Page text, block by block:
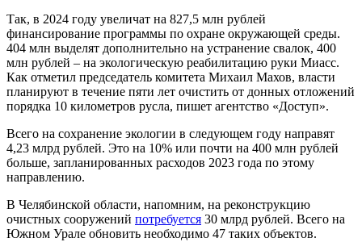
Так, в 2024 году увеличат на 827,5 млн рублей
финансирование программы по охране окружающей среды.
404 млн выделят дополнительно на устранение свалок, 400
млн рублей – на экологическую реабилитацию руки Миасс.
Как отметил председатель комитета Михаил Махов, власти
планируют в течение пяти лет очистить от донных отложений
порядка 10 километров русла, пишет агентство «Доступ».
Всего на сохранение экологии в следующем году направят
4,23 млрд рублей. Это на 10% или почти на 400 млн рублей
больше, запланированных расходов 2023 года по этому
направлению.
В Челябинской области, напомним, на реконструкцию
очистных сооружений потребуется 30 млрд рублей. Всего на
Южном Урале обновить необходимо 47 таких объектов.